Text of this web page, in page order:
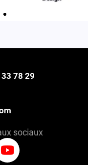
78 29
sociaux
Y